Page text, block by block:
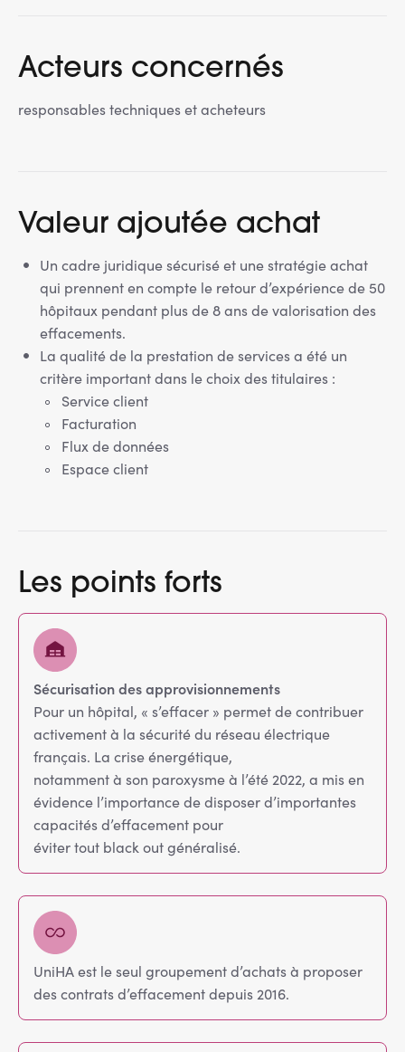
Acteurs concernés
responsables techniques et acheteurs
Valeur ajoutée achat
Un cadre juridique sécurisé et une stratégie achat
qui prennent en compte le retour d’expérience de 50
hôpitaux pendant plus de 8 ans de valorisation des
effacements.
La qualité de la prestation de services a été un
critère important dans le choix des titulaires :
Service client
Facturation
Flux de données
Espace client
Les points forts
Sécurisation des approvisionnements
Pour un hôpital, « s’effacer » permet de contribuer
activement à la sécurité du réseau électrique
français. La crise énergétique,
notamment à son paroxysme à l’été 2022, a mis en
évidence l’importance de disposer d’importantes
capacités d’effacement pour
éviter tout black out généralisé.
UniHA est le seul groupement d’achats à proposer
des contrats d’effacement depuis 2016.